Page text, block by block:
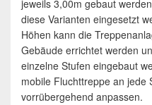
jeweils 3,00m gebaut
diese Varianten eingesetzt
Höhen kann die
Gebäude errichtet werden
einzelne Stufen eingebaut
mobile Fluchttreppe an jede
vorrübergehend anpassen.